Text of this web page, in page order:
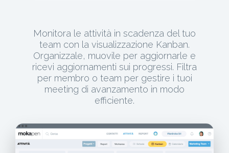
Monitora le attività in scadenza del tuo
team con la visualizzazione Kanban.
Organizzale, muovile per aggiornarle e
ricevi aggiornamenti sui progressi. Filtra
per membro o team per gestire i tuoi
meeting di avanzamento in modo
efficiente.